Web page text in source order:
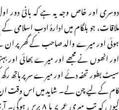
دوسری اور خاص وجہ یہ ہے کہ بانیٔ
ملاقات، جو بلگام میں ادارۂ ادب اسلامی
ہوئی اور میرے والد صاحب کے گھر پر
سیٹ بطور تحفہ دئے اور میرے سر پر ہاتھ
کام کے لیے چن لے۔ شاید میں اس وقت ان